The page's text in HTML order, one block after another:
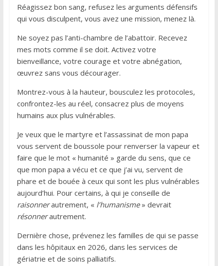
Réagissez bon sang, refusez les arguments défensifs
qui vous disculpent, vous avez une mission, menez là.
Ne soyez pas l’anti-chambre de l’abattoir. Recevez
mes mots comme il se doit. Activez votre
bienveillance, votre courage et votre abnégation,
œuvrez sans vous décourager.
Montrez-vous à la hauteur, bousculez les protocoles,
confrontez-les au réel, consacrez plus de moyens
humains aux plus vulnérables.
Je veux que le martyre et l’assassinat de mon papa
vous servent de boussole pour renverser la vapeur et
faire que le mot « humanité » garde du sens, que ce
que mon papa a vécu et ce que j’ai vu, servent de
phare et de bouée à ceux qui sont les plus vulnérables
aujourd’hui. Pour certains, à qui je conseille de
raisonnerautrement, « l’humanisme» devrait
résonnerautrement.
Dernière chose, prévenez les familles de qui se passe
dans les hôpitaux en 2026, dans les services de
gériatrie et de soins palliatifs.